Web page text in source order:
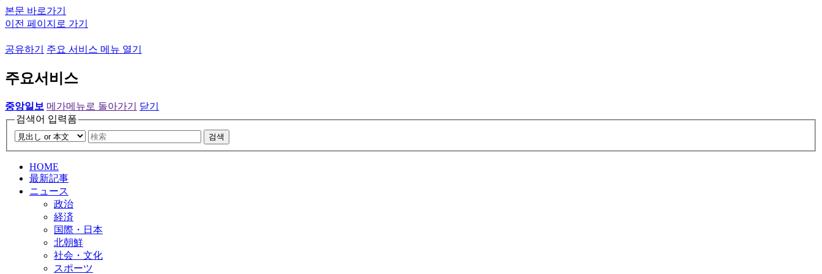
본문 바로가기
이전 페이지로 가기
공유하기 주요 서비스 메뉴 열기
주요서비스
중앙일보 메가메뉴로 돌아가기
닫기
검색어 입력폼
검색
HOME
最新記事
ニュース
政治
経済
国際・日本
北朝鮮
社会・文化
スポーツ